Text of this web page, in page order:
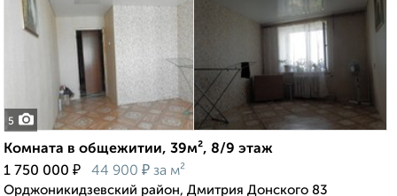
5
Комната в общежитии, 39м², 8/9 этаж
1 750 000 ₽ 44 900 ₽ за м²
Орджоникидзевский район, Дмитрия Донского 83